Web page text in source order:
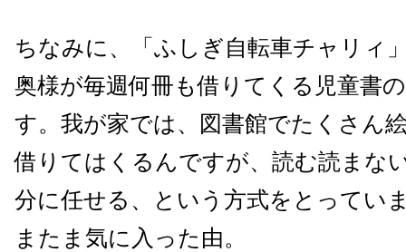
ちなみに、「ふしぎ自転車チャリィ
奥様が毎週何冊も借りてくる児童書
す。我が家では、図書館でたくさん
借りてはくるんですが、読む読まな
分に任せる、という方式をとってい
またま気に入った由。